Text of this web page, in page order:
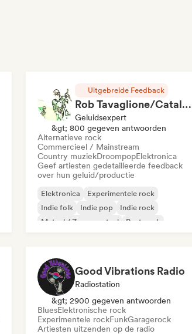
Uitgebreide Feedback
Rob Tavaglione/Catalyst Recording
Geluidsexpert
&gt; 800 gegeven antwoorden
Alternatieve rock
Commercieel / Mainstream
Country muziekDroompopElektronica
Geef artiesten gedetailleerde feedback
over hun geluid/productie
Elektronica
Experimentele rock
Indie folk
Indie pop
Indie rock
Metaal / Zwaar metaal
Post punk
Good Vibrations Radio
Radiostation
&gt; 2900 gegeven antwoorden
BluesElektronische rock
Experimentele rockFunkGaragerock
Artiesten uitzenden op de radio